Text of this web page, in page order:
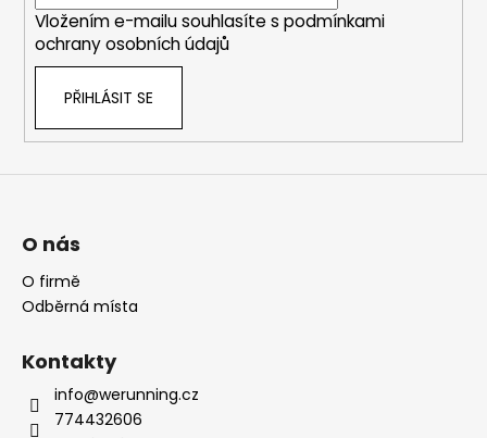
Vložením e-mailu souhlasíte s podmínkami
ochrany osobních údajů
PŘIHLÁSIT SE
O nás
O firmě
Odběrná místa
Kontakty
info@werunning.cz
774432606